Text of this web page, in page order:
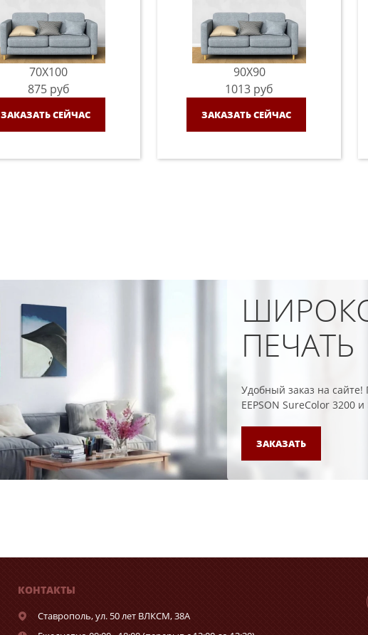
70X100
875 руб
ЗАКАЗАТЬ СЕЙЧАС
90X90
1013 руб
ЗАКАЗАТЬ СЕЙЧАС
ПЕЧАТЬ
Удобный заказ на сайте!
EEPSON SureColor 3200
ЗАКАЗАТЬ
КОНТАКТЫ
Ставрополь,ул. 50 лет ВЛКСМ, 38А